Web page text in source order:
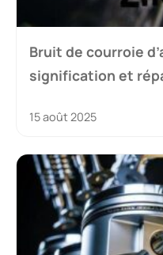
Bruit de courroie
signification et
15 août 2025